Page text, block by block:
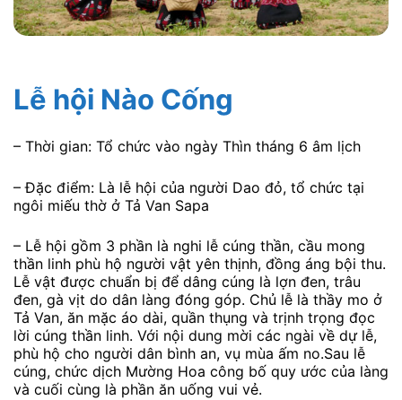
Lễ hội Nào Cống
– Thời gian: Tổ chức vào ngày Thìn tháng 6 âm lịch
– Đặc điểm: Là lễ hội của người Dao đỏ, tổ chức tại
ngôi miếu thờ ở Tả Van Sapa
– Lễ hội gồm 3 phần là nghi lễ cúng thần, cầu mong
thần linh phù hộ người vật yên thịnh, đồng áng bội thu.
Lễ vật được chuẩn bị để dâng cúng là lợn đen, trâu
đen, gà vịt do dân làng đóng góp. Chủ lễ là thầy mo ở
Tả Van, ăn mặc áo dài, quần thụng và trịnh trọng đọc
lời cúng thần linh. Với nội dung mời các ngài về dự lễ,
phù hộ cho người dân bình an, vụ mùa ấm no.Sau lễ
cúng, chức dịch Mường Hoa công bố quy ước của làng
và cuối cùng là phần ăn uống vui vẻ.